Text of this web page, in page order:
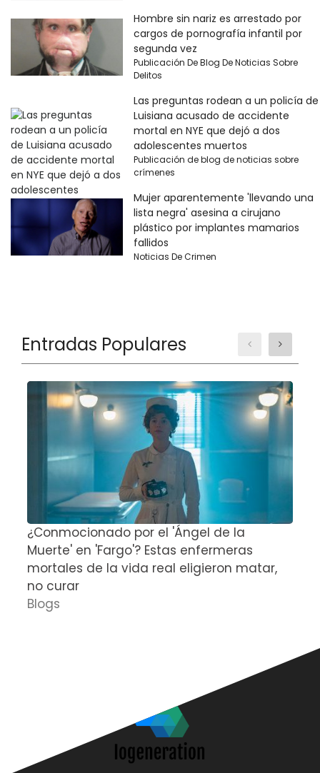
Hombre sin nariz es arrestado por
cargos de pornografía infantil por
segunda vez
Publicación De Blog De Noticias Sobre
Delitos
Las preguntas rodean a un policía de
Luisiana acusado de accidente
mortal en NYE que dejó a dos
adolescentes muertos
Publicación de blog de noticias sobre
crímenes
Mujer aparentemente 'llevando una
lista negra' asesina a cirujano
plástico por implantes mamarios
fallidos
Noticias De Crimen
Entradas Populares
¿Conmocionado por el 'Ángel de la
Muerte' en 'Fargo'? Estas enfermeras
mortales de la vida real eligieron matar,
no curar
Blogs